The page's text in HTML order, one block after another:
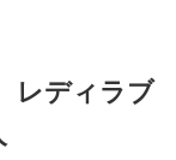
レディラブ